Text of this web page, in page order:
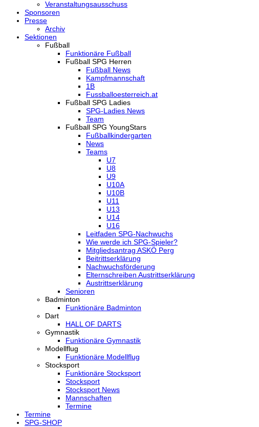
Veranstaltungsausschuss
Sponsoren
Presse
Archiv
Sektionen
Fußball
Funktionäre Fußball
Fußball SPG Herren
Fußball News
Kampfmannschaft
1B
Fussballoesterreich.at
Fußball SPG Ladies
SPG-Ladies News
Team
Fußball SPG YoungStars
Fußballkindergarten
News
Teams
U7
U8
U9
U10A
U10B
U11
U13
U14
U16
Leitfaden SPG-Nachwuchs
Wie werde ich SPG-Spieler?
Mitgliedsantrag ASKÖ Perg
Beitrittserklärung
Nachwuchsförderung
Elternschreiben Austrittserklärung
Austrittserklärung
Senioren
Badminton
Funktionäre Badminton
Dart
HALL OF DARTS
Gymnastik
Funktionäre Gymnastik
Modellflug
Funktionäre Modellflug
Stocksport
Funktionäre Stocksport
Stocksport
Stocksport News
Mannschaften
Termine
Termine
SPG-SHOP